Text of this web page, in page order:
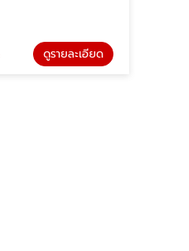
ดูรายละเอียด